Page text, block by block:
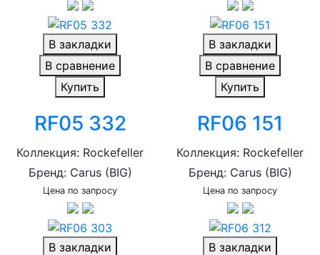
В закладки
В сравнение
Купить
RF05 332
Коллекция: Rockefeller
Бренд: Carus (BIG)
Цена по запросу
В закладки
В сравнение
Купить
RF06 151
Коллекция: Rockefeller
Бренд: Carus (BIG)
Цена по запросу
В закладки
В закладки